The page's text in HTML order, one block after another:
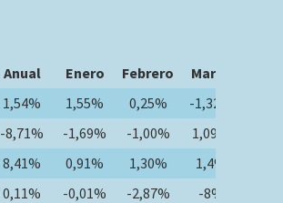
Anual Enero Febrero Marzo
1,54% 1,55% 0,25% -1,32%
-8,71% -1,69% -1,00% 1,09%
8,41% 0,91% 1,30% 1,4%
0,11% -0,01% -2,87% -8%